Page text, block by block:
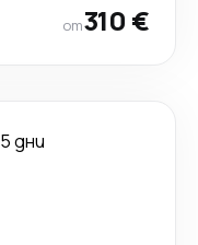
от310 €
5 дни